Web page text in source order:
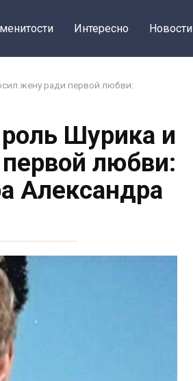
Интересно Новости
жену ради первой любви:
Шурика и
любви:
Александра